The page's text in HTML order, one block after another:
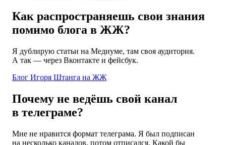
Как распространяешь свои знания
помимо блога в ЖЖ?
Я дублирую статьи на Медиуме, там своя аудитория.
А так — через Вконтакте и фейсбук.
Блог Игоря Штанга на ЖЖ
Почему не ведёшь свой канал
в телеграме?
Мне не нравится формат телеграма. Я был подписан
на несколько каналов, потом отписался. Какой бы